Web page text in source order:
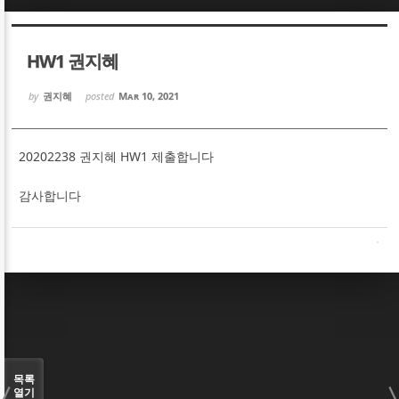
HW1 권지혜
by 권지혜 posted Mar 10, 2021
20202238 권지혜 HW1 제출합니다
감사합니다
목록
열기
Sketchbook5, 스케치북5
Sketchbook5, 스케치북5
Sketchbook5, 스케치북5
Sketchbook5, 스케치북5